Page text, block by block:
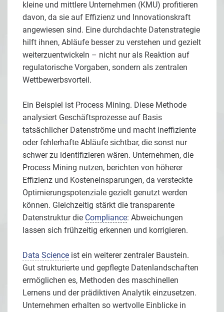
kleine und mittlere Unternehmen (KMU) profitieren
davon, da sie auf Effizienz und Innovationskraft
angewiesen sind. Eine durchdachte Datenstrategie
hilft ihnen, Abläufe besser zu verstehen und gezielt
weiterzuentwickeln – nicht nur als Reaktion auf
regulatorische Vorgaben, sondern als zentralen
Wettbewerbsvorteil.
Ein Beispiel ist Process Mining. Diese Methode
analysiert Geschäftsprozesse auf Basis
tatsächlicher Datenströme und macht ineffiziente
oder fehlerhafte Abläufe sichtbar, die sonst nur
schwer zu identifizieren wären. Unternehmen, die
Process Mining nutzen, berichten von höherer
Effizienz und Kosteneinsparungen, da versteckte
Optimierungspotenziale gezielt genutzt werden
können. Gleichzeitig stärkt die transparente
Datenstruktur die Compliance: Abweichungen
lassen sich frühzeitig erkennen und korrigieren.
Data Science ist ein weiterer zentraler Baustein.
Gut strukturierte und gepflegte Datenlandschaften
ermöglichen es, Methoden des maschinellen
Lernens und der prädiktiven Analytik einzusetzen.
Unternehmen erhalten so wertvolle Einblicke in